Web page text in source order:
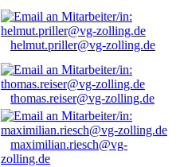
helmut.priller@vg-zolling.de
thomas.reiser@vg-zolling.de
maximilian.riesch@vg-
zolling.de